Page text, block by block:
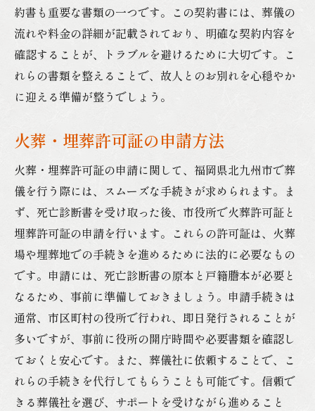
約書も重要な書類の一つです。この契約書には、葬儀の
流れや料金の詳細が記載されており、明確な契約内容を
確認することが、トラブルを避けるために大切です。こ
れらの書類を整えることで、故人とのお別れを心穏やか
に迎える準備が整うでしょう。
火葬・埋葬許可証の申請方法
火葬・埋葬許可証の申請に関して、福岡県北九州市で葬
儀を行う際には、スムーズな手続きが求められます。ま
ず、死亡診断書を受け取った後、市役所で火葬許可証と
埋葬許可証の申請を行います。これらの許可証は、火葬
場や埋葬地での手続きを進めるために法的に必要なもの
です。申請には、死亡診断書の原本と戸籍謄本が必要と
なるため、事前に準備しておきましょう。申請手続きは
通常、市区町村の役所で行われ、即日発行されることが
多いですが、事前に役所の開庁時間や必要書類を確認し
ておくと安心です。また、葬儀社に依頼することで、こ
れらの手続きを代行してもらうことも可能です。信頼で
きる葬儀社を選び、サポートを受けながら進めること